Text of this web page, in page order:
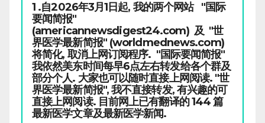
1 .自2026年3月1日起, 我的两个网站 "国际
要闻简报"
(americannewsdigest24.com) 及 "世
界医学最新简报" (worldmednews.com)
将简化, 取消上网订阅程序. "国际要闻简报"
我依然美东时间每早6点左右转发给各个群及
部分个人. 大家也可以随时直接上网阅读. "世
界医学最新简报", 我不直接转发, 有兴趣的可
直接上网阅读. 目前网上已有翻译的 144 篇
最新医学文章及最新医学新闻.